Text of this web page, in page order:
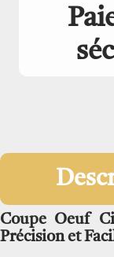
Coupe Oeuf
Précision et